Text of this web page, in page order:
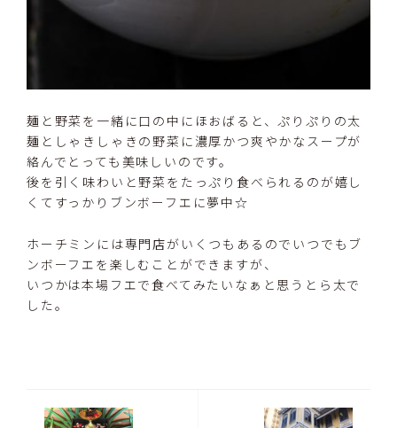
麺と野菜を一緒に口の中にほおばると、ぷりぷりの太
麺としゃきしゃきの野菜に濃厚かつ爽やかなスープが
絡んでとっても美味しいのです。
後を引く味わいと野菜をたっぷり食べられるのが嬉し
くてすっかりブンボーフエに夢中☆
ホーチミンには専門店がいくつもあるのでいつでもブ
ンボーフエを楽しむことができますが、
いつかは本場フエで食べてみたいなぁと思うとら太で
した。